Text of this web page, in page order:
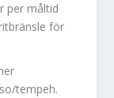
per måltid
för
tempeh.